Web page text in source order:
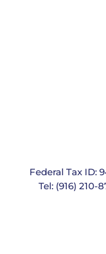
Federal Tax ID:
Tel: (916) 210-